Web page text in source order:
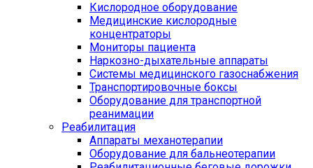
Кислородное оборудование
Медицинские кислородные
концентраторы
Мониторы пациента
Наркозно-дыхательные аппараты
Системы медицинского газоснабжения
Транспортировочные боксы
Оборудование для транспортной
реанимации
Реабилитация
Аппараты механотерапии
Оборудование для бальнеотерапии